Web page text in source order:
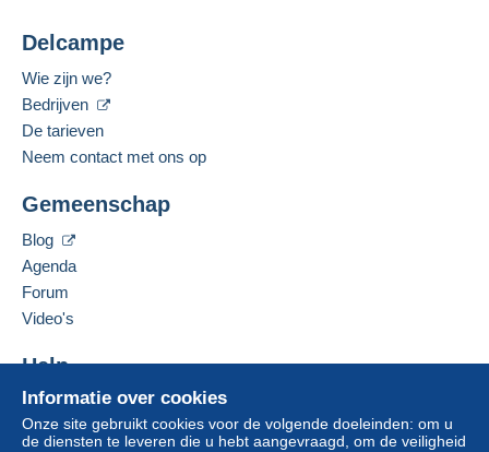
Informatie over cookies
Onze site gebruikt cookies voor de volgende doeleinden: om u
de diensten te leveren die u hebt aangevraagd, om de veiligheid
Delcampe
Wie zijn we?
Bedrijven
De tarieven
Neem contact met ons op
Gemeenschap
Blog
Agenda
Forum
Video's
Help
Hulpcentrum
Kopen op Delcampe